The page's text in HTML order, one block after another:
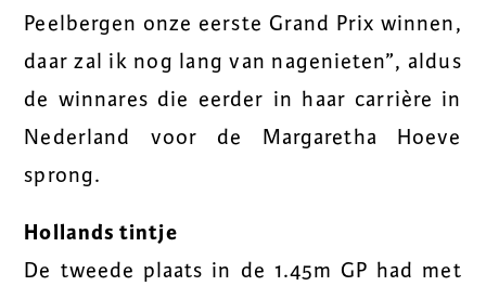
Peelbergen onze eerste Grand Prix winnen,
daar zal ik nog lang van nagenieten”, aldus
de winnares die eerder in haar carrière in
Nederland voor de Margaretha Hoeve
sprong.
Hollands tintje
De tweede plaats in de 1.45m GP had met